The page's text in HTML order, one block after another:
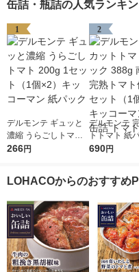
缶詰・瓶詰の人気ランキ
1
デルモンテ ギュッと
濃縮 うらごしトマト
200g 1セット（1個×
266円
2
デルモンテ
トトマト 紙
8g 南欧産完
缶詰 トマト
690円
LOHACOからのおすすめ